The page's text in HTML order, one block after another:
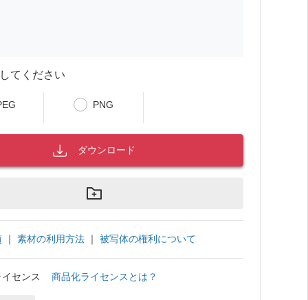
てください
PNG
ダウンロード
｜ 素材の利用方法 ｜ 被写体の権利について
センス 商品化ライセンスとは？